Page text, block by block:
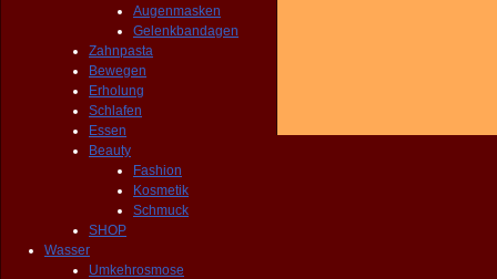
Augenmasken
Gelenkbandagen
Zahnpasta
Bewegen
Erholung
Schlafen
Essen
Beauty
Fashion
Kosmetik
Schmuck
SHOP
Wasser
Umkehrosmose